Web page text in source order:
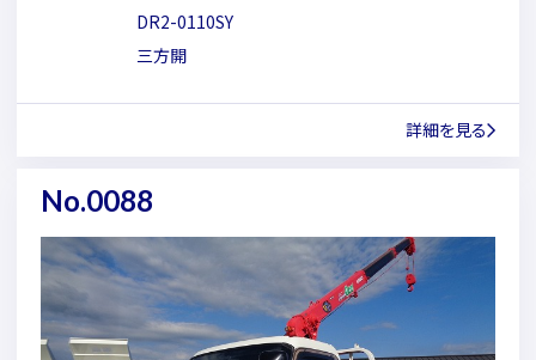
DR2-0110SY
三方開
詳細を見る
No.0088